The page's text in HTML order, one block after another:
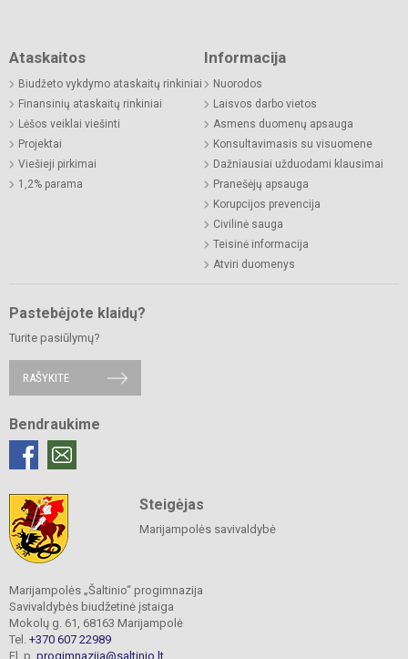
Ataskaitos
Biudžeto vykdymo ataskaitų rinkiniai
Finansinių ataskaitų rinkiniai
Lėšos veiklai viešinti
Projektai
Viešieji pirkimai
1,2% parama
Informacija
Nuorodos
Laisvos darbo vietos
Asmens duomenų apsauga
Konsultavimasis su visuomene
Dažniausiai užduodami klausimai
Pranešėjų apsauga
Korupcijos prevencija
Civilinė sauga
Teisinė informacija
Atviri duomenys
Pastebėjote klaidų?
Turite pasiūlymų?
RAŠYKITE
Bendraukime
Steigėjas
Marijampolės savivaldybė
Marijampolės „Šaltinio“ progimnazija
Savivaldybės biudžetinė įstaiga
Mokolų g. 61, 68163 Marijampolė
Tel. +370 607 22989
El. p. progimnazija@saltinio.lt